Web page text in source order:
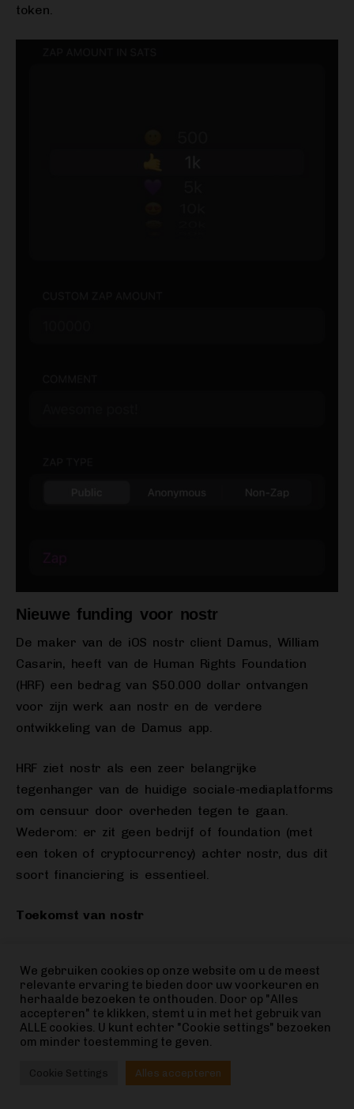
token.
Nieuwe funding voor nostr
De maker van de iOS nostr client Damus, William
Casarin, heeft van de Human Rights Foundation
(HRF) een bedrag van $50.000 dollar ontvangen
voor zijn werk aan nostr en de verdere
ontwikkeling van de Damus app.
HRF ziet nostr als een zeer belangrijke
tegenhanger van de huidige sociale-mediaplatforms
om censuur door overheden tegen te gaan.
Wederom: er zit geen bedrijf of foundation (met
een token of cryptocurrency) achter nostr, dus dit
soort financiering is essentieel.
Toekomst van nostr
kwam ik laatst een mooie quote tegen van de
populaire crypto analist Willy Woo:
“Nostr has potential to be the next content
creation platform that will pay better than
YouTube”
We gebruiken cookies op onze website om u de meest
relevante ervaring te bieden door uw voorkeuren en
herhaalde bezoeken te onthouden. Door op "Alles
accepteren" te klikken, stemt u in met het gebruik van
ALLE cookies. U kunt echter "Cookie settings" bezoeken
om minder toestemming te geven.
Cookie Settings Alles accepteren